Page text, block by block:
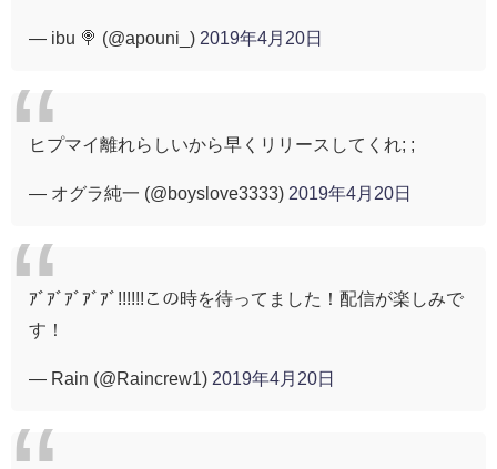
— ibu 🍭 (@apouni_) 2019年4月20日
ヒプマイ離れらしいから早くリリースしてくれ; ;
— オグラ純一 (@boyslove3333) 2019年4月20日
ｱﾞｱﾞｱﾞｱﾞｱﾞ!!!!!!この時を待ってました！配信が楽しみで
す！
— Rain (@Raincrew1) 2019年4月20日